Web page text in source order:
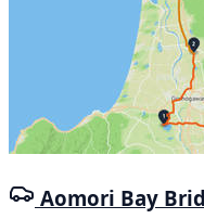
Aomori Bay